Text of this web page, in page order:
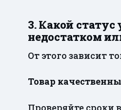
3. Какой статус
недостатком
От этого зависит
Товар
Проверяйте сроки